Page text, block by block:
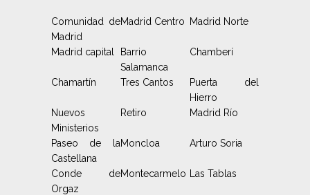
Comunidad de
Madrid
Madrid Centro Madrid Norte
Madrid capital
Barrio
Salamanca
Chamberí
Chamartín Tres Cantos
Puerta del
Hierro
Nuevos
Ministerios
Retiro Madrid Río
Paseo de la
Castellana
Moncloa Arturo Soria
Conde de
Orgaz
Montecarmelo Las Tablas